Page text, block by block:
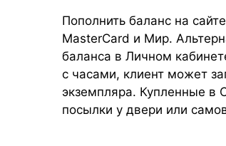
Пополнить баланс на
MasterCard и Мир.
баланса в Личном
с часами, клиент может
экземпляра. Купленные в
посылки у двери или